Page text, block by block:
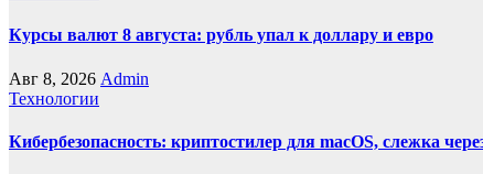
Курсы валют 8 августа: рубль упал к доллару и евро
Авг 8, 2026 Admin
Технологии
Кибербезопасность: криптостилер для macOS, слежка